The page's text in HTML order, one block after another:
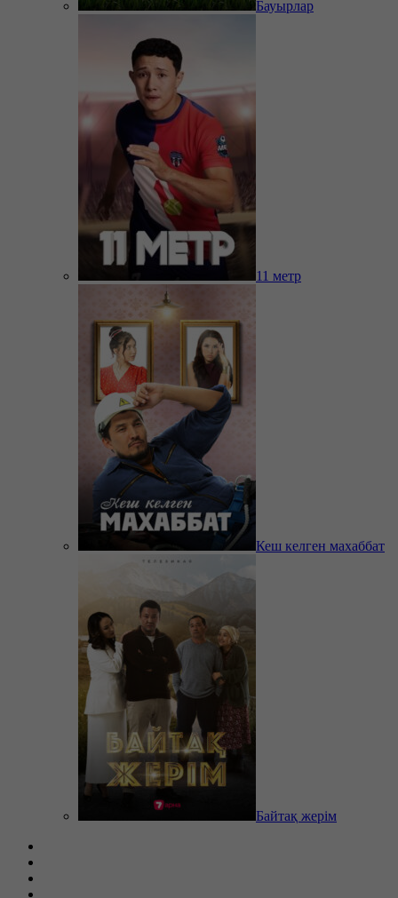
Бауырлар
11 метр
Кеш келген махаббат
Байтақ жерім